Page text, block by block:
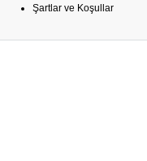
Şartlar ve Koşullar